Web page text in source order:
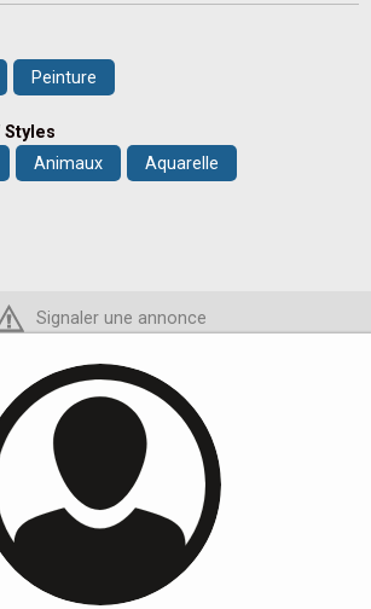
Peinture
Animaux Aquarelle
Signaler une annonce